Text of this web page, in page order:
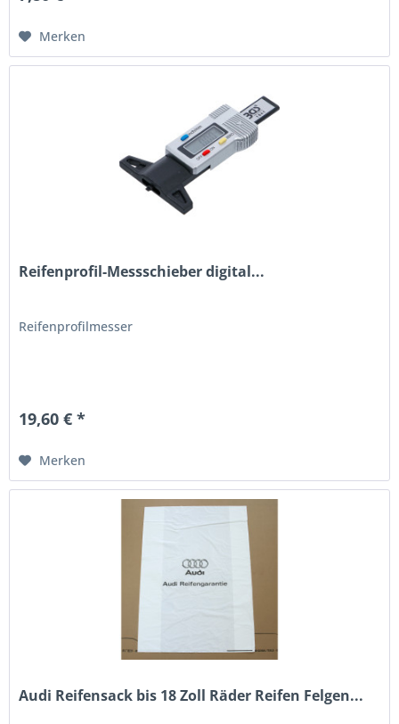
Merken
Reifenprofil-Messschieber digital...
Reifenprofilmesser
19,60 € *
Merken
Audi Reifensack bis 18 Zoll Räder Reifen Felgen...